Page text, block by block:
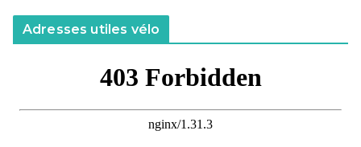
Adresses utiles vélo